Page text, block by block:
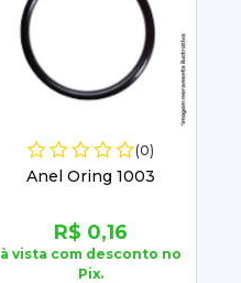
(0)
Anel Oring 1003
R$ 0,16
à vista com desconto no
Pix.